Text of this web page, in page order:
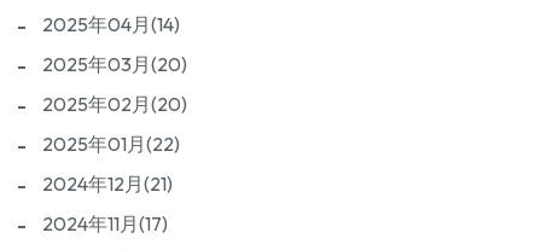
2025年04月(14)
2025年03月(20)
2025年02月(20)
2025年01月(22)
2024年12月(21)
2024年11月(17)